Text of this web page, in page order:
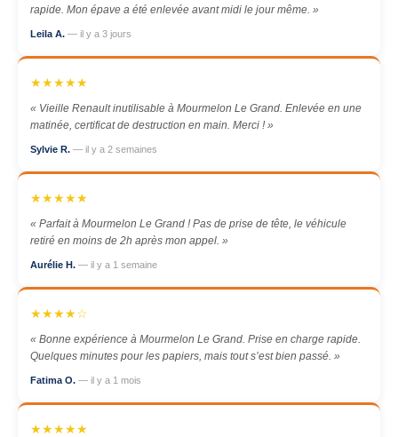
rapide. Mon épave a été enlevée avant midi le jour même. »
Leila A. — il y a 3 jours
★★★★★
« Vieille Renault inutilisable à Mourmelon Le Grand. Enlevée en une
matinée, certificat de destruction en main. Merci ! »
Sylvie R. — il y a 2 semaines
★★★★★
« Parfait à Mourmelon Le Grand ! Pas de prise de tête, le véhicule
retiré en moins de 2h après mon appel. »
Aurélie H. — il y a 1 semaine
★★★★☆
« Bonne expérience à Mourmelon Le Grand. Prise en charge rapide.
Quelques minutes pour les papiers, mais tout s’est bien passé. »
Fatima O. — il y a 1 mois
★★★★★